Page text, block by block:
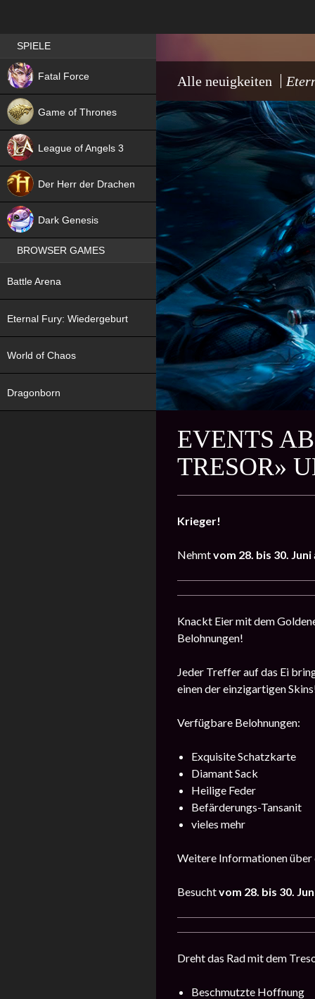
Alle neuigkeiten
EVENTS
TRESOR»
Krieger!
Nehmtvom 28. bis 30. Juni
Knackt Eier mit dem
Belohnungen!
Jeder Treffer auf das Ei
einen der einzigartigen
Verfügbare Belohnungen:
Exquisite Schatzkarte
Diamant Sack
Heilige Feder
Befärderungs-Tansanit
vieles mehr
Weitere Informationen über
Besuchtvom 28. bis 30.
Dreht das Rad mit dem
Beschmutzte Hoffnung
Best RPG games in Germany
SPIELE
Fatal Force
NEW
Game of Thrones
League of Angels 3
Der Herr der Drachen
Dark Genesis
NEW
BROWSER GAMES
Battle Arena
NEW
Eternal Fury: Wiedergeburt
NEW
World of Chaos
Dragonborn